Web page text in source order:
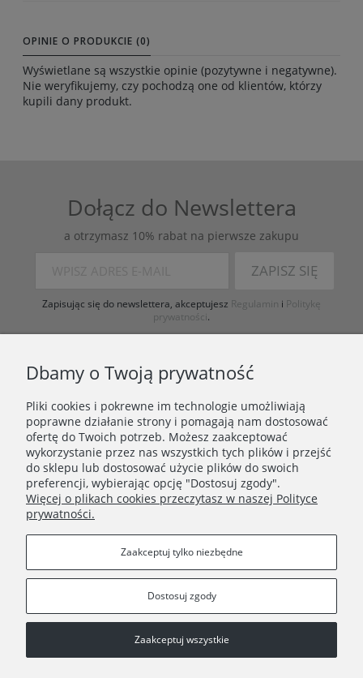
OPINIE O PRODUKCIE (0)
Wyświetlane są wszystkie opinie (pozytywne i negatywne).
Nie weryfikujemy, czy pochodzą one od klientów, którzy
kupili dany produkt.
Dołącz do Newslettera
a otrzymasz 10% rabat na pierwsze zakupu
ZAPISZ SIĘ
Zapisując się do newslettera, akceptujesz Regulamin i Politykę
prywatności.
ZAKUPY
PORADNIK
INFORMACJE
Copyright © 2021 Wielocha
Dbamy o Twoją prywatność
Pliki cookies i pokrewne im technologie umożliwiają
poprawne działanie strony i pomagają nam dostosować
ofertę do Twoich potrzeb. Możesz zaakceptować
wykorzystanie przez nas wszystkich tych plików i przejść
do sklepu lub dostosować użycie plików do swoich
preferencji, wybierając opcję "Dostosuj zgody".
Więcej o plikach cookies przeczytasz w naszej Polityce
prywatności.
Zaakceptuj tylko niezbędne
Dostosuj zgody
Zaakceptuj wszystkie